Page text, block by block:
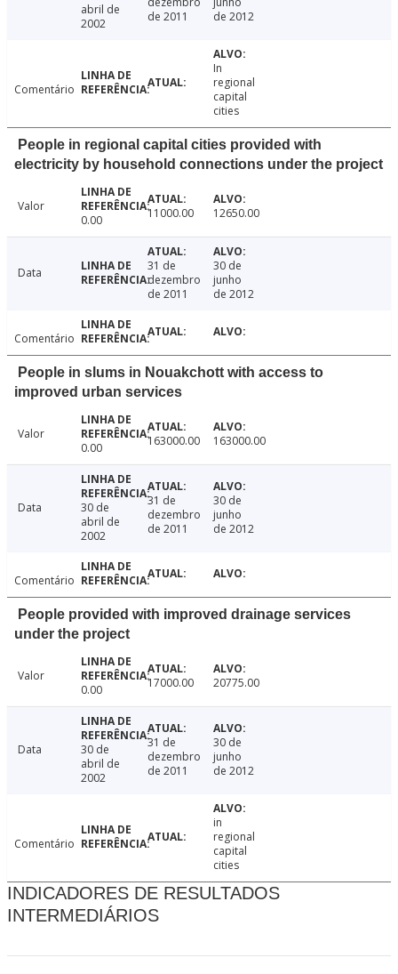
abril de
2002
de 2011
de 2012
Comentário
In
regional
capital
cities
People in regional capital cities provided with
electricity by household connections under the project
Valor
0.00
11000.00 12650.00
Data
31 de
dezembro
de 2011
30 de
junho
de 2012
Comentário
People in slums in Nouakchott with access to
improved urban services
Valor
0.00
163000.00 163000.00
Data
30 de
abril de
2002
31 de
dezembro
de 2011
30 de
junho
de 2012
Comentário
People provided with improved drainage services
under the project
Valor
0.00
17000.00 20775.00
Data
30 de
abril de
2002
31 de
dezembro
de 2011
30 de
junho
de 2012
Comentário
in
regional
capital
cities
INDICADORES DE RESULTADOS
INTERMEDIÁRIOS